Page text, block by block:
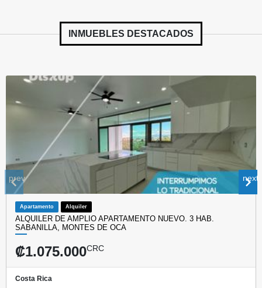
INMUEBLES DESTACADOS
Apartamento Alquiler
ALQUILER DE AMPLIO APARTAMENTO NUEVO. 3 HAB.
SABANILLA, MONTES DE OCA
₡1.075.000CRC
Costa Rica
prev next